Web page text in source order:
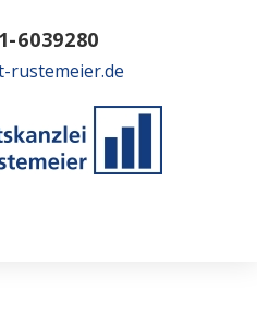
6039280
rustemeier.de